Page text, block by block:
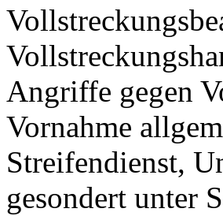
Angriffe gegen
Vornahme
Streifendienst,
gesondert unter